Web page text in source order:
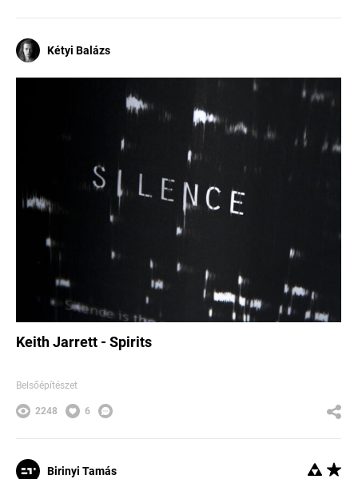
Kétyi Balázs
Keith Jarrett - Spirits
Belsőépítészet
2248 6
Birinyi Tamás